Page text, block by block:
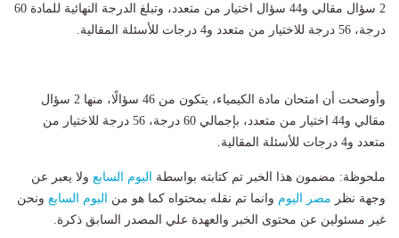
2 سؤال مقالي و44 سؤال اختيار من متعدد، وتبلغ الدرجة النهائية للمادة 60
درجة، 56 درجة للاختيار من متعدد و4 درجات للأسئلة المقالية.
وأوضحت أن امتحان مادة الكيمياء، يتكون من 46 سؤالًا، منها 2 سؤال
مقالي و44 اختيار من متعدد، بإجمالي 60 درجة، 56 درجة للاختيار من
متعدد و4 درجات للأسئلة المقالية.
ملحوظة: مضمون هذا الخبر تم كتابته بواسطة اليوم السابع ولا يعبر عن
وجهة نظر مصر اليوم وانما تم نقله بمحتواه كما هو من اليوم السابع ونحن
غير مسئولين عن محتوى الخبر والعهدة علي المصدر السابق ذكرة.